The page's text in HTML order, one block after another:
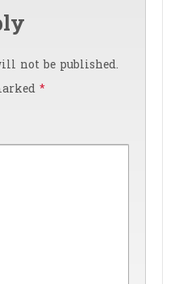
not be published.
*